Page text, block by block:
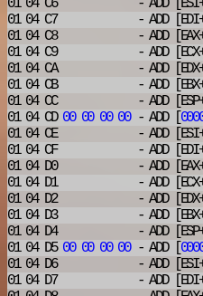
01 04 C6
- ADD
01 04 C7
- ADD
01 04 C8
- ADD
01 04 C9
- ADD
01 04 CA
- ADD
01 04 CB
- ADD
01 04 CC
- ADD
01 04 CD 00 00 00 00- ADD[
01 04 CE
- ADD
01 04 CF
- ADD
01 04 D0
- ADD
01 04 D1
- ADD
01 04 D2
- ADD
01 04 D3
- ADD
01 04 D4
- ADD
01 04 D5 00 00 00 00- ADD[
01 04 D6
- ADD
01 04 D7
- ADD